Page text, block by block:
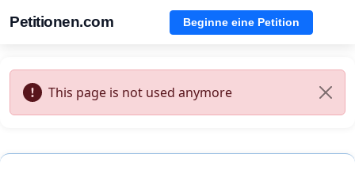
Petitionen.com Beginne eine Petition
This page is not used anymore